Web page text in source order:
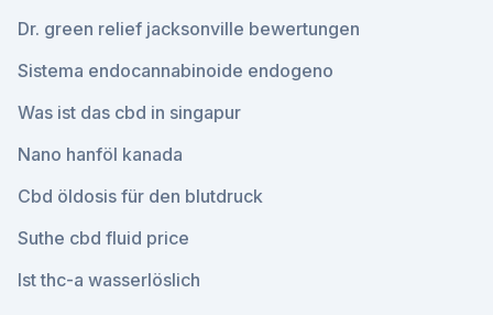
Dr. green relief jacksonville bewertungen
Sistema endocannabinoide endogeno
Was ist das cbd in singapur
Nano hanföl kanada
Cbd öldosis für den blutdruck
Suthe cbd fluid price
Ist thc-a wasserlöslich